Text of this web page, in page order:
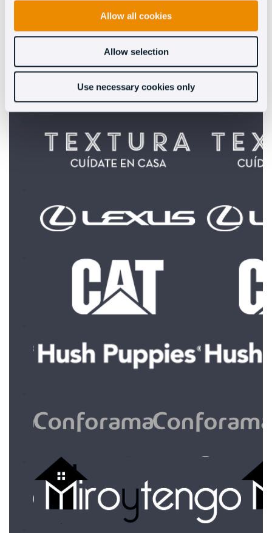
Allow all cookies
Allow selection
Use necessary cookies only